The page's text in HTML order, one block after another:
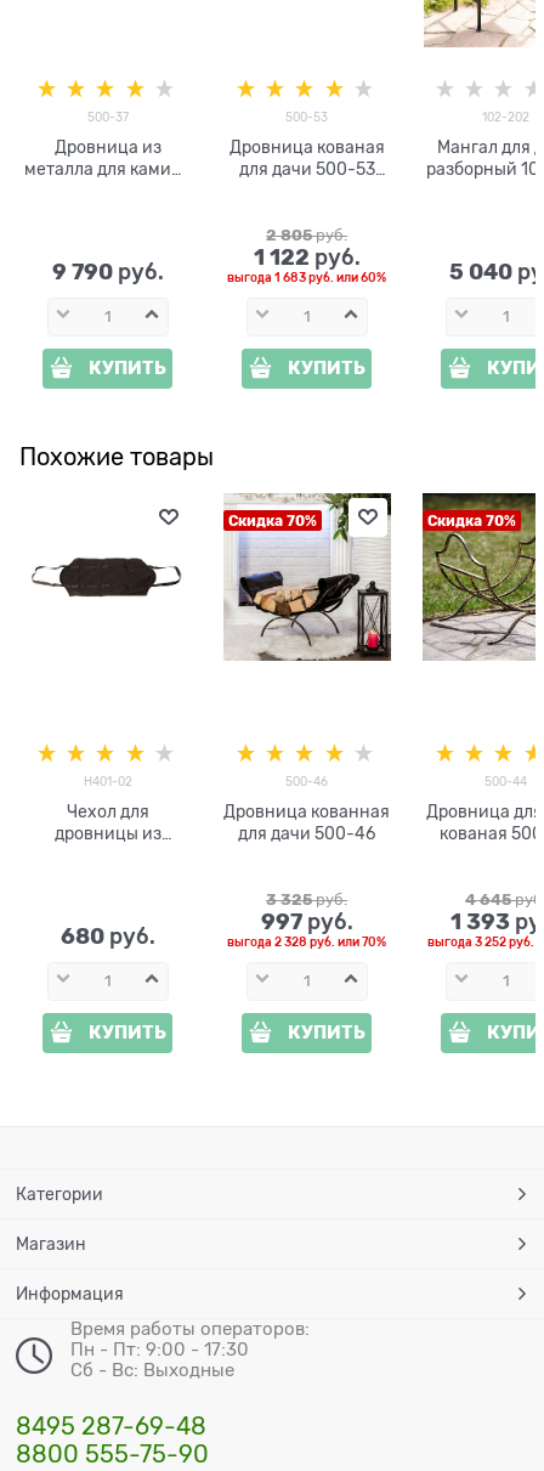
500-37
Дровница из
металла для камина
9 790 руб.
КУПИТЬ
500-53
Дровница кованая
для дачи 500-53
2 805 руб.
1 122 руб.
выгода1 683 руб. или60%
КУПИТЬ
102-202
Мангал для
разборный
5 040
Похожие товары
H401-02
Чехол для
дровницы из
680 руб.
КУПИТЬ
Скидка 70%
500-46
Дровница кованная
для дачи 500-46
3 325 руб.
997 руб.
выгода2 328 руб. или70%
КУПИТЬ
Скидка 70%
500-44
Дровница
кованая
4 645
1 393
выгода 3 252 руб.
Категории
Магазин
Информация
Время работы операторов:
Пн - Пт: 9:00 - 17:30
Сб - Вс: Выходные
8495 287-69-48
8800 555-75-90